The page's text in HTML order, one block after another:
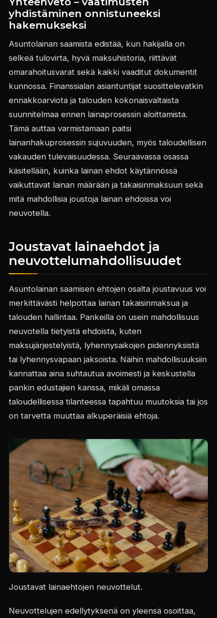
yhdistäminen onnistuneeksi
hakemukseksi
Asuntolainan saamista edistää, kun hakijalla on
selkeä tulovirta, hyvä maksuhistoria, riittävät
omarahoitusvarat sekä kaikki vaaditut dokumentit
kunnossa. Finanssialan asiantuntijat suosittelevatkin
ennakkoarviota ja talouden kokonaisvaltaista
suunnitelmaa ennen lainaprosessin aloittamista.
Tämä auttaa varmistamaan paitsi
lainanhakuprosessin sujuvuuden, myös taloudellisen
vakauden tulevaisuudessa. Seuraavassa osassa
käsitellään, kuinka lainan ehdot käytännössä
vaikuttavat lainan määrään ja takaisinmaksuun sekä
mitä mahdollisia joustoja lainan ehdoissa voi
neuvotella.
Joustavat lainaehdot ja
neuvottelumahdollisuudet
Asuntolainan saamisen ehtojen osalta joustavuus voi
merkittävästi helpottaa lainan takaisinmaksua ja
talouden hallintaa. Pankeilla on usein mahdollisuus
neuvotella tietyistä ehdoista, kuten
maksujärjestelyistä, lyhennysaikojen pidennyksistä
tai lyhennysvapaan jaksoista. Näihin mahdollisuuksiin
kannattaa aina suhtautua avoimesti ja keskustella
pankin edustajien kanssa, mikäli omassa
taloudellisessa tilanteessa tapahtuu muutoksia tai jos
on tarvetta muuttaa alkuperäisiä ehtoja.
Joustavat lainaehtojen neuvottelut.
Neuvottelujen edellytyksenä on yleensä osoittaa,